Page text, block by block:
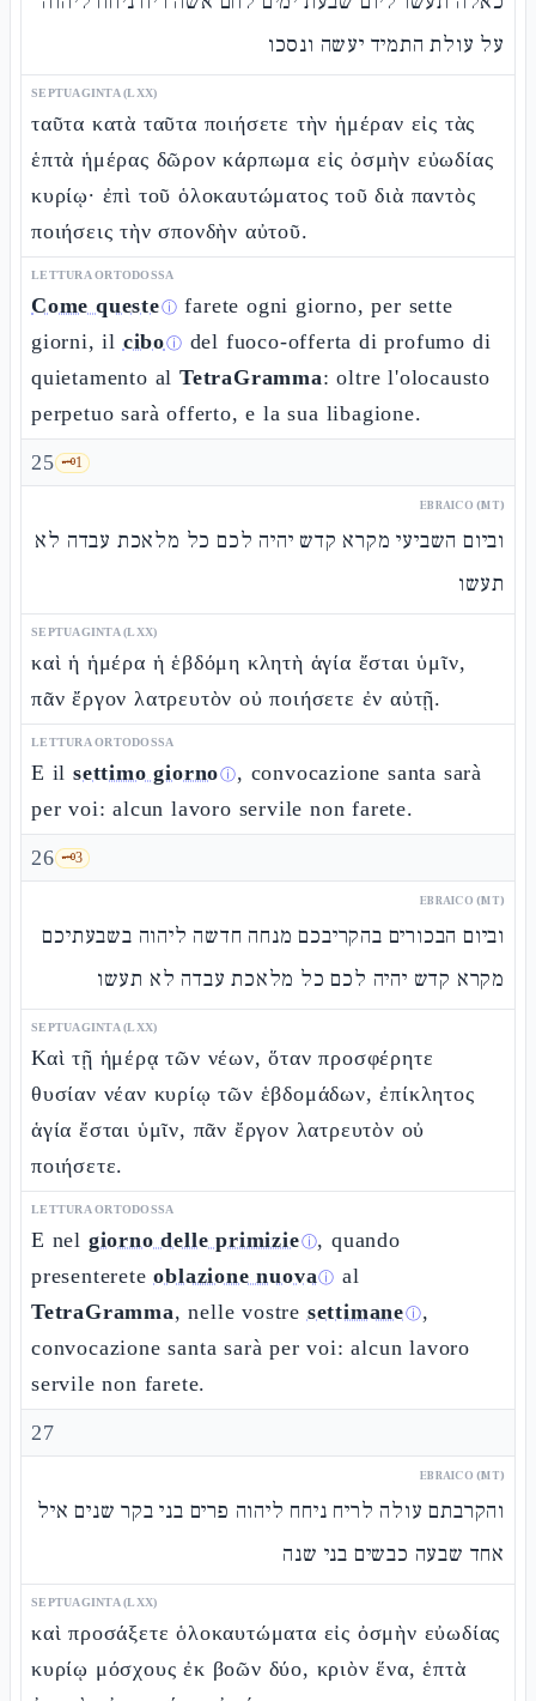
על עולת התמיד יעשה ונסכו
SEPTUAGINTA (LXX)
ταῦτα κατὰ ταῦτα ποιήσετε τὴν ἡμέραν εἰς τὰς
ἑπτὰ ἡμέρας δῶρον κάρπωμα εἰς ὀσμὴν εὐωδίας
κυρίῳ· ἐπὶ τοῦ ὁλοκαυτώματος τοῦ διὰ παντὸς
ποιήσεις τὴν σπονδὴν αὐτοῦ.
LETTURA ORTODOSSA
Come questeⓘ farete ogni giorno, per sette
giorni, il ciboⓘ del fuoco-offerta di profumo di
quietamento alTetraGramma: oltre l'olocausto
perpetuo sarà offerto, e la sua libagione.
25 🗝️1
EBRAICO (MT)
וביום השביעי מקרא קדש יהיה לכם כל מלאכת עבדה לא
תעשו
SEPTUAGINTA (LXX)
καὶ ἡ ἡμέρα ἡ ἑβδόμη κλητὴ ἁγία ἔσται ὑμῖν,
πᾶν ἔργον λατρευτὸν οὐ ποιήσετε ἐν αὐτῇ.
LETTURA ORTODOSSA
E il settimo giornoⓘ, convocazione santa sarà
per voi: alcun lavoro servile non farete.
26 🗝️3
EBRAICO (MT)
וביום הבכורים בהקריבכם מנחה חדשה ליהוה בשבעתיכם
מקרא קדש יהיה לכם כל מלאכת עבדה לא תעשו
SEPTUAGINTA (LXX)
Καὶ τῇ ἡμέρᾳ τῶν νέων, ὅταν προσφέρητε
θυσίαν νέαν κυρίῳ τῶν ἑβδομάδων, ἐπίκλητος
ἁγία ἔσται ὑμῖν, πᾶν ἔργον λατρευτὸν οὐ
ποιήσετε.
LETTURA ORTODOSSA
E nel giorno delle primizieⓘ, quando
presentereteoblazione nuovaⓘ al
TetraGramma, nelle vostre settimaneⓘ,
convocazione santa sarà per voi: alcun lavoro
servile non farete.
27
EBRAICO (MT)
והקרבתם עולה לריח ניחח ליהוה פרים בני בקר שנים איל
אחד שבעה כבשים בני שנה
SEPTUAGINTA (LXX)
καὶ προσάξετε ὁλοκαυτώματα εἰς ὀσμὴν εὐωδίας
κυρίῳ μόσχους ἐκ βοῶν δύο, κριὸν ἕνα, ἑπτὰ